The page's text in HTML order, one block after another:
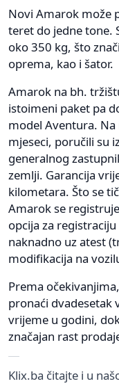
Novi Amarok može
teret do jedne tone.
oko 350 kg, što
oprema, kao i šator.
Amarok na bh.
istoimeni paket pa
model Aventura.
mjeseci, poručili su
generalnog
zemlji. Garancija
kilometara. Što se
Amarok se
opcija za
naknadno uz atest
modifikacija na
Prema
pronaći dvadesetak
vrijeme u godini,
značajan rast
Klix.ba čitajte i u